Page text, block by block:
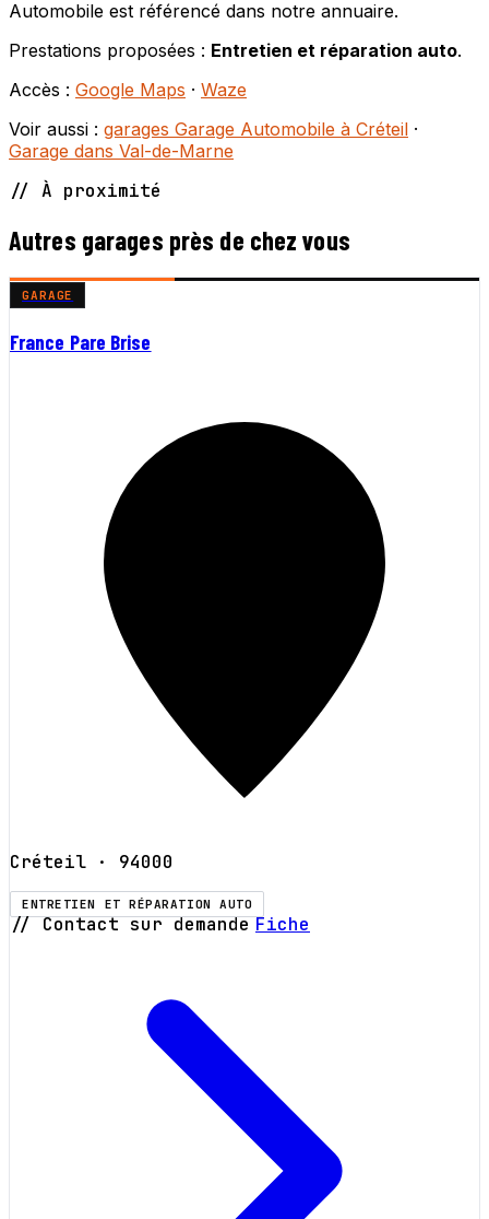
Automobile est référencé dans notre annuaire.
Prestations proposées : Entretien et réparation auto.
Accès : Google Maps · Waze
Voir aussi : garages Garage Automobile à Créteil ·
Garage dans Val-de-Marne
// À proximité
Autres garages près de chez vous
GARAGE
France Pare Brise
Créteil · 94000
ENTRETIEN ET RÉPARATION AUTO
// Contact sur demande Fiche